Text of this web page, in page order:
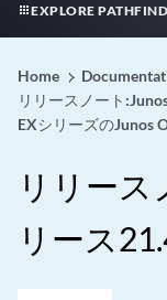
EXPLORE
Home
リリースノート
EXシリーズのJunos
リリース
リース